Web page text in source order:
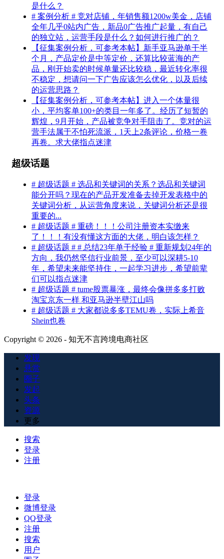
是什么？
# 案例分析 # 竞对店铺，年销售额1200w美金，店铺
全年几乎0站内广告，新品0广告推广起量，有自己
的独立站，运营手段是什么？如何进行推广的？
【征集案例分析，可参考本帖】新手亚马逊单干半
个月，产品定价是中等定价，还算比较蓝海的产
品，刚开始卖的时候单量还比较稳，最近转化率很
不稳定，想请问一下广告应该怎么优化，以及后续
的运营思路？
【征集案例分析，可参考本帖】进入一个体量很
小，平均客单100+的类目一年多了。经历了短暂的
辉煌，9月开始，产品被竞争对手阻击了。竞对的运
营手法属于不怕死流派，1天上2条评论，价格一卷
再卷。求大佬指点迷津
超级话题
# 超级话题 # 选品和关键词的关系？选品和关键词
能分开吗？现在的产品开发准备去掉开发表格中的
关键词分析，从运营角度来说，关键词分析还是很
重要的...
# 超级话题 # 重磅！！！公司注册资本实缴来
了！！！有没有懂这方面的大佬，明白该怎样？
# 超级话题 # # 总结23年单干经验 # 重新规划24年的
方向，我仍然坚信行业前景，至少可以深耕5-10
年，希望未来能坚持住，一起学习进步，希望前辈
们可以指点迷津
# 超级话题 # tume股票暴涨，最终会像拼多多打败
淘宝京东一样 和亚马逊半壁江山吗
# 超级话题 # 大家都说多多TEMU卷，实际上希音
Shein也卷
Copyright © 2026 - 知无不言跨境电商社区
发现
悬赏
圈子
发起
头条
资源
更多
搜索
登录
注册
登录
微博登录
QQ登录
注册
搜索
用户